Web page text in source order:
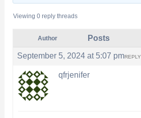
Viewing 0 reply threads
Author Posts
September 5, 2024 at 5:07 pmREPLY
qfrjenifer